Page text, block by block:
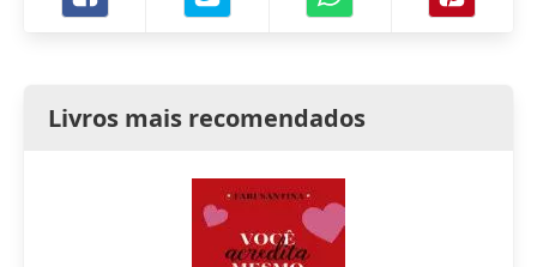
Livros mais recomendados